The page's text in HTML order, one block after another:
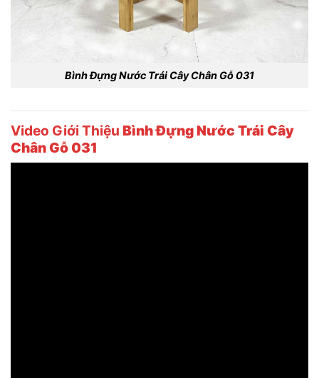
Bình Đựng Nước Trái Cây Chân Gỗ 031
Video Giới Thiệu Bình Đựng Nước Trái Cây
Chân Gỗ 031